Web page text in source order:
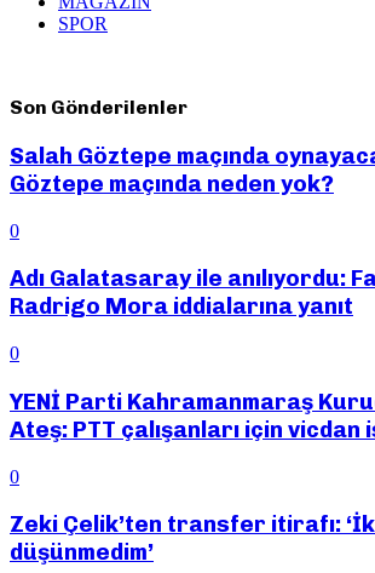
SPOR
Son Gönderilenler
Salah Göztepe maçında
Göztepe maçında neden yok?
0
Adı Galatasaray ile anılıyordu:
Radrigo Mora iddialarına yanıt
0
YENİ Parti Kahramanmaraş
Ateş: PTT çalışanları için vicdan
0
Zeki Çelik’ten transfer itirafı:
düşünmedim’